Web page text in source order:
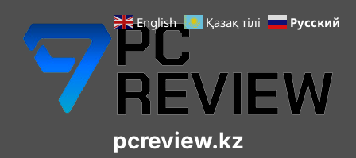
содержимому
pcreview.kz
English Қазақ тілі Русский